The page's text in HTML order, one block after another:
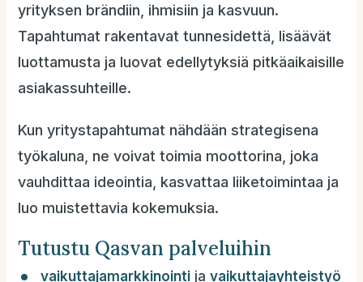
yrityksen brändiin, ihmisiin ja kasvuun.
Tapahtumat rakentavat tunnesidettä, lisäävät
luottamusta ja luovat edellytyksiä pitkäaikaisille
asiakassuhteille.
Kun yritystapahtumat nähdään strategisena
työkaluna, ne voivat toimia moottorina, joka
vauhdittaa ideointia, kasvattaa liiketoimintaa ja
luo muistettavia kokemuksia.
Tutustu Qasvan palveluihin
vaikuttajamarkkinointi javaikuttajayhteistyö